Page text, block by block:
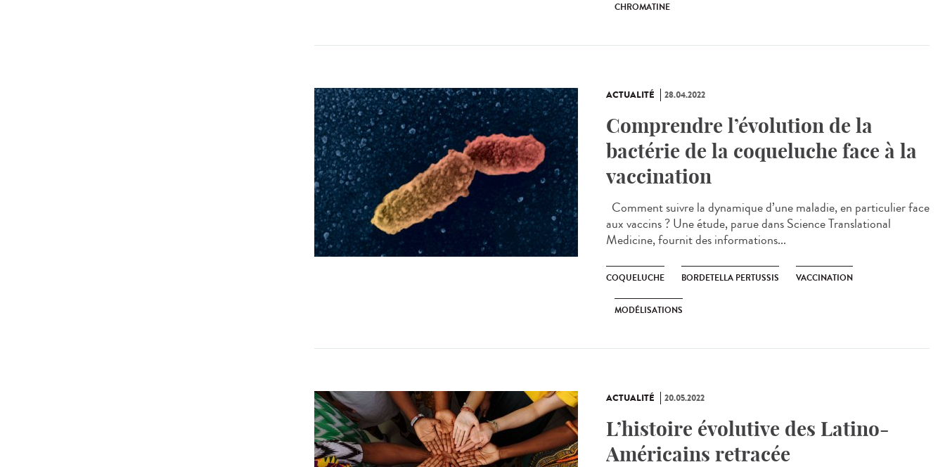
CHROMATINE
ACTUALITÉ 28.04.2022
Comprendre l’évolution de la
bactérie de la coqueluche face à la
vaccination
Comment suivre la dynamique d’une maladie, en particulier face
aux vaccins ? Une étude, parue dans Science Translational
Medicine, fournit des informations...
COQUELUCHE BORDETELLA PERTUSSIS VACCINATION
MODÉLISATIONS
ACTUALITÉ 20.05.2022
L’histoire évolutive des Latino-
Américains retracée